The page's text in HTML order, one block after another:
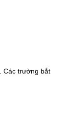
Các trường bắt